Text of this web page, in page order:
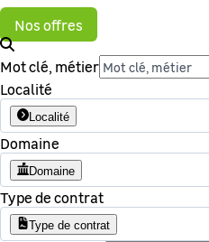
Nos offres
Mot clé, métier
Localité
Localité
Domaine
Domaine
Type de contrat
Type de contrat